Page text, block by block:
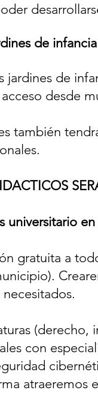
de
de
desde
también
universitario
gratuita a
con
atraeremos